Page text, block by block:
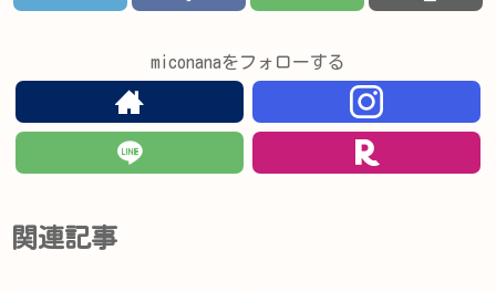
miconanaをフォローする
関連記事